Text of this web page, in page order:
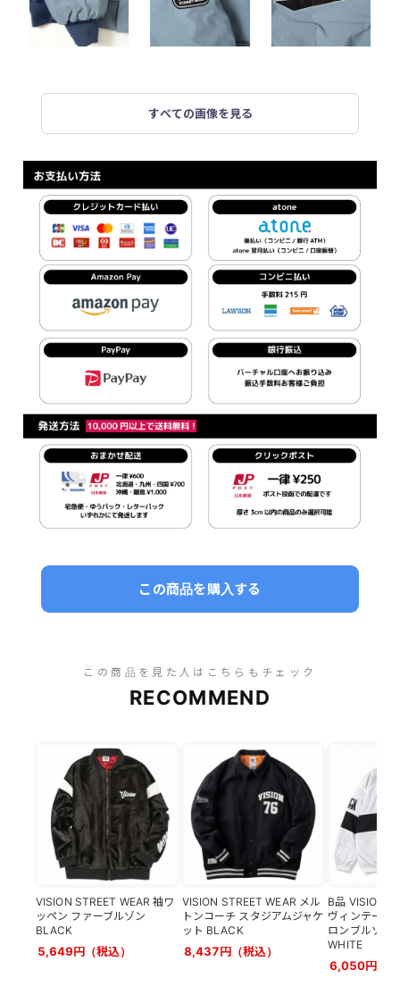
すべての画像を見る
この商品を購入する
この商品を見た人はこちらもチェック
RECOMMEND
VISION STREET WEAR 袖ワ
ッペン ファーブルゾン
BLACK
5,649円（税込）
VISION STREET WEAR メル
トンコーチ スタジアムジャケ
ット BLACK
8,437円（税込）
B品 VISION
ヴィンテージ
ロンブルゾン
WHITE
6,050円（